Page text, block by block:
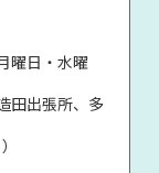
曜日・水曜
田出張所、多